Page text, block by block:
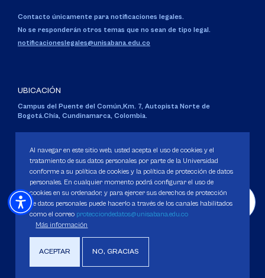
Contacto únicamente para notificaciones legales.
No se responderán otros temas que no sean de tipo legal.
notificacioneslegales@unisabana.edu.co
UBICACIÓN
Campus del Puente del Común,Km. 7, Autopista Norte de
Bogotá.Chía, Cundinamarca, Colombia.
Personería Jurídica:Resolución 130 del 14 de enero de 1980.
Ministerio de Educación Nacional.
Política de Protección de datos
Derechos Pecuniarios
Al navegar en este sitio web, usted acepta el uso de cookies y el
tratamiento de sus datos personales por parte de la Universidad
conforme a su política de cookies y la política de protección de datos
personales. En cualquier momento podrá configurar el uso de
cookies en su ordenador, y para ejercer sus derechos de protección
de datos personales puede hacerlo a través de los canales habilitados
como el correo protecciondedatos@unisabana.edu.co
Más información
ACEPTAR NO, GRACIAS